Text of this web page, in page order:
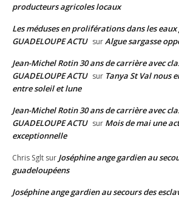
producteurs agricoles locaux
Les méduses en proliférations dans les
GUADELOUPE ACTU surAlgue sargasse
Jean-Michel Rotin 30 ans de carrière avec
GUADELOUPE ACTU sur Tanya St Val nous
entre soleil et lune
Jean-Michel Rotin 30 ans de carrière avec
GUADELOUPE ACTU sur Mois de mai une
exceptionnelle
Chris Sglt sur Joséphine ange gardien au
guadeloupéens
Joséphine ange gardien au secours des